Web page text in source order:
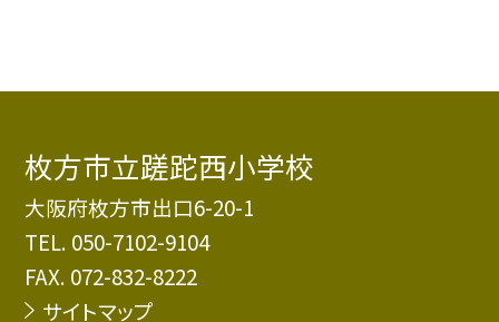
枚方市立蹉跎西小学校
大阪府枚方市出口6-20-1
TEL. 050-7102-9104
FAX. 072-832-8222
サイトマップ